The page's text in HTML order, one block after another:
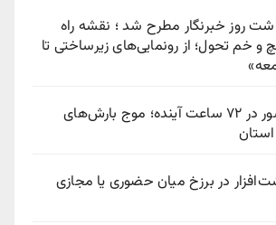
روز خبرنگار مطرح شد ؛ نقشه راه
و خم تحول؛ از رونمایی‌های زیرساختی تا
وضعیت جوی کشور در ۷۲ ساعت آینده؛ موج بارش‌های
در برزخ میان حضوری یا مجازی